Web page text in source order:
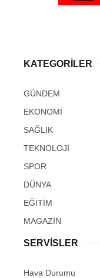
KATEGORİLER
GÜNDEM
EKONOMİ
SAĞLIK
TEKNOLOJİ
SPOR
DÜNYA
EĞİTİM
MAGAZİN
SERVİSLER
Hava Durumu